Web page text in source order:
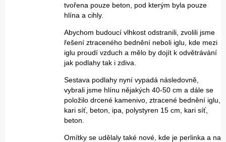
tvořena pouze beton, pod kterým byla pouze
hlína a cihly.
Abychom budoucí vlhkost odstranili, zvolili jsme
řešení ztraceného bednění neboli iglu, kde mezi
iglu proudí vzduch a mělo by dojít k odvětrávání
jak podlahy tak i zdiva.
Sestava podlahy nyní vypadá následovně,
vybrali jsme hlínu nějakých 40-50 cm a dále se
položilo drcené kamenivo, ztracené bednění iglu,
kari síť, beton, ipa, polystyren 15 cm, kari síť,
beton.
Omítky se udělaly také nové, kde je perlinka a na